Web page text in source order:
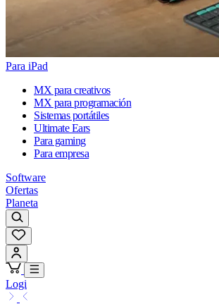
Para iPad
MX para creativos
MX para programación
Sistemas portátiles
Ultimate Ears
Para gaming
Para empresa
Software
Ofertas
Planeta
Logi